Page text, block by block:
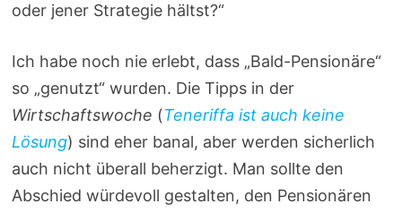
oder jener Strategie hältst?“
Ich habe noch nie erlebt, dass „Bald-Pensionäre“
so „genutzt“ wurden. Die Tipps in der
Wirtschaftswoche (Teneriffa ist auch keine
Lösung) sind eher banal, aber werden sicherlich
auch nicht überall beherzigt. Man sollte den
Abschied würdevoll gestalten, den Pensionären